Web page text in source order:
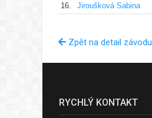
16.
Jiroušková Sabina
Zpět na detail závodu
RYCHLÝ KONTAKT